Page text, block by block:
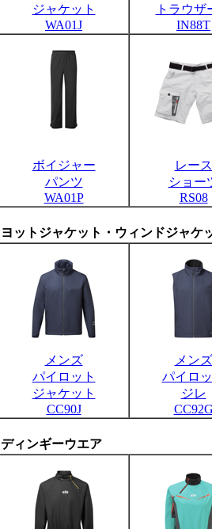
ジャケット
WA01J
トラウザ
IN88T
ボイジャー
パンツ
WA01P
レース
ショー
RS08
ヨットジャケット・ウィンドジャケ
メンズ
パイロット
ジャケット
CC90J
メンズ
パイロ
ジレ
CC92G
ディンギーウエア